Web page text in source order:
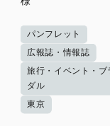
パンフレット
広報誌・情報誌
旅行・イベント・ブ
ダル
東京